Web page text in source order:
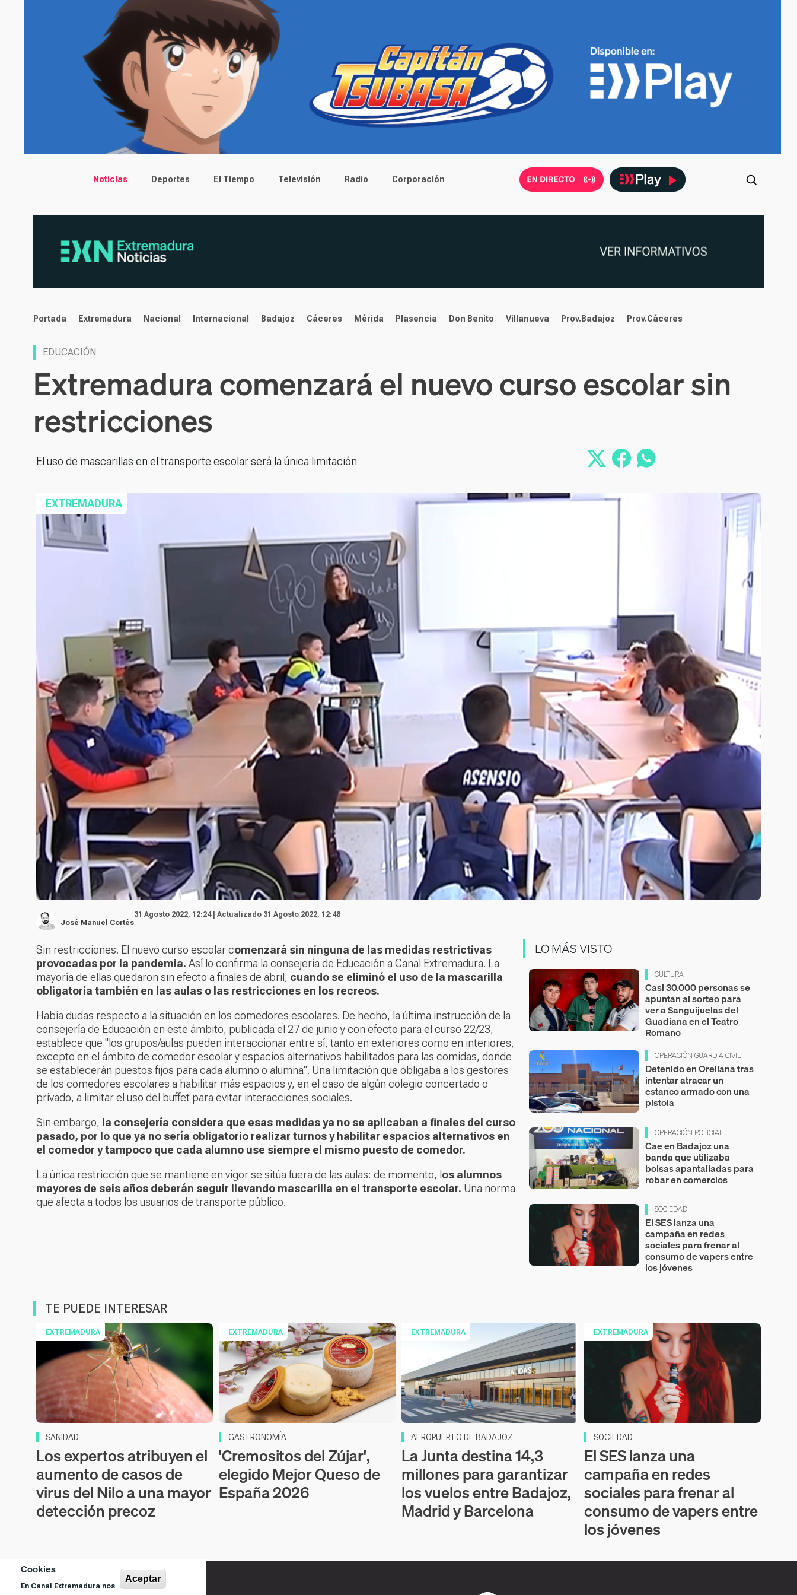
Cookies
En Canal Extremadura nos
Aceptar
Main menu
Noticias Deportes El Tiempo Televisión Radio Corporación
noticias
Portada Extremadura Nacional Internacional Badajoz Cáceres Mérida Plasencia Don Benito Villanueva Prov.Badajoz Prov.Cáceres
EDUCACIÓN
Extremadura comenzará el nuevo curso escolar sin
restricciones
El uso de mascarillas en el transporte escolar será la única limitación
EXTREMADURA
José Manuel Cortés
31 Agosto 2022, 12:24 | Actualizado 31 Agosto 2022, 12:48
Sin restricciones. El nuevo curso escolar comenzará sin ninguna de las medidas restrictivas
provocadas por la pandemia. Así lo confirma la consejería de Educación a Canal Extremadura. La
mayoría de ellas quedaron sin efecto a finales de abril, cuando se eliminó el uso de la mascarilla
obligatoria también en las aulas o las restricciones en los recreos.
Había dudas respecto a la situación en los comedores escolares. De hecho, la última instrucción de la
consejería de Educación en este ámbito, publicada el 27 de junio y con efecto para el curso 22/23,
establece que "los grupos/aulas pueden interaccionar entre sí, tanto en exteriores como en interiores,
excepto en el ámbito de comedor escolar y espacios alternativos habilitados para las comidas, donde
se establecerán puestos fijos para cada alumno o alumna". Una limitación que obligaba a los gestores
de los comedores escolares a habilitar más espacios y, en el caso de algún colegio concertado o
privado, a limitar el uso del buffet para evitar interacciones sociales.
Sin embargo, la consejería considera que esas medidas ya no se aplicaban a finales del curso
pasado, por lo que ya no sería obligatorio realizar turnos y habilitar espacios alternativos en
el comedor y tampoco que cada alumno use siempre el mismo puesto de comedor.
La única restricción que se mantiene en vigor se sitúa fuera de las aulas: de momento, l os alumnos
mayores de seis años deberán seguir llevando mascarilla en el transporte escolar. Una norma
que afecta a todos los usuarios de transporte público.
LO MÁS VISTO
CULTURA
Casi 30.000 personas se
apuntan al sorteo para
ver a Sanguijuelas del
Guadiana en el Teatro
Romano
OPERACIÓN GUARDIA CIVIL
Detenido en Orellana tras
intentar atracar un
estanco armado con una
pistola
OPERACIÓN POLICIAL
Cae en Badajoz una
banda que utilizaba
bolsas apantalladas para
robar en comercios
SOCIEDAD
El SES lanza una
campaña en redes
sociales para frenar al
consumo de vapers entre
los jóvenes
TE PUEDE INTERESAR
EXTREMADURA
SANIDAD
Los expertos atribuyen el
aumento de casos de
virus del Nilo a una mayor
detección precoz
EXTREMADURA
GASTRONOMÍA
'Cremositos del Zújar',
elegido Mejor Queso de
España 2026
EXTREMADURA
AEROPUERTO DE BADAJOZ
La Junta destina 14,3
millones para garantizar
los vuelos entre Badajoz,
Madrid y Barcelona
EXTREMADURA
SOCIEDAD
El SES lanza una
campaña en redes
sociales para frenar al
consumo de vapers entre
los jóvenes